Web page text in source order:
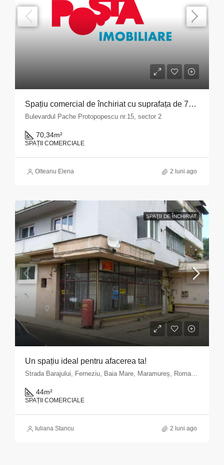
Spațiu comercial de închiriat cu suprafața de 70,34 mp situat în Municipiul București, Bulevardul Pache Protopopescu, nr. 15, sector 2
Bulevardul Pache Protopopescu nr.15, sector 2
70,34m²
SPAȚII COMERCIALE
Olteanu Elena 2 luni ago
SPAȚII DE ÎNCHIRIAT
Un spațiu ideal pentru afacerea ta!
Strada Barajului, Ferneziu, Baia Mare, Maramureș, Romania
44m²
SPAȚII COMERCIALE
Iuliana Stancu 2 luni ago